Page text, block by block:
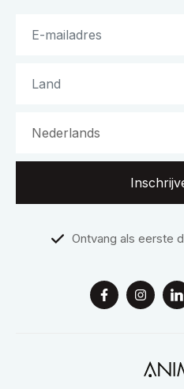
Ontvang als eerste